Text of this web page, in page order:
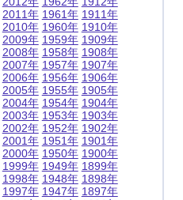
2011年
2010年
2009年
2008年
2007年
2006年
2005年
2004年
2003年
2002年
2001年
2000年
1999年
1998年
1997年
1961年
1960年
1959年
1958年
1957年
1956年
1955年
1954年
1953年
1952年
1951年
1950年
1949年
1948年
1947年
1911年
1910年
1909年
1908年
1907年
1906年
1905年
1904年
1903年
1902年
1901年
1900年
1899年
1898年
1897年